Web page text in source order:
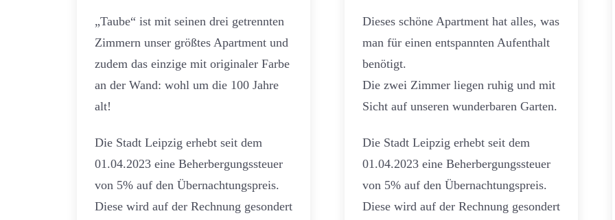
„Taube“ ist mit seinen drei getrennten
Zimmern unser größtes Apartment und
zudem das einzige mit originaler Farbe
an der Wand: wohl um die 100 Jahre
alt!
Die Stadt Leipzig erhebt seit dem
01.04.2023 eine Beherbergungssteuer
von 5% auf den Übernachtungspreis.
Diese wird auf der Rechnung gesondert
Dieses schöne Apartment hat alles, was
man für einen entspannten Aufenthalt
benötigt.
Die zwei Zimmer liegen ruhig und mit
Sicht auf unseren wunderbaren Garten.
Die Stadt Leipzig erhebt seit dem
01.04.2023 eine Beherbergungssteuer
von 5% auf den Übernachtungspreis.
Diese wird auf der Rechnung gesondert